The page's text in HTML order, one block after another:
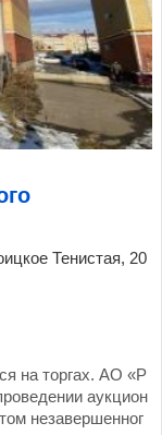
Тенистая, 20
на торгах. АО «Р
аукцион
незавершенног